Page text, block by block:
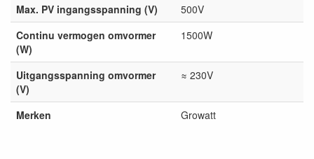
Max. PV ingangsspanning (V)
500V
Continu vermogen omvormer
(W)
1500W
Uitgangsspanning omvormer
(V)
≈ 230V
Merken Growatt